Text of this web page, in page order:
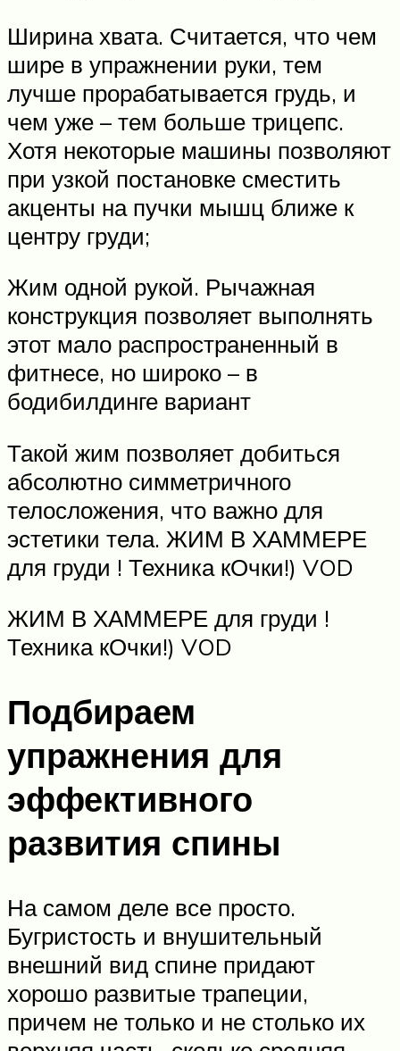
Ширина хвата. Считается, что чем
шире в упражнении руки, тем
лучше прорабатывается грудь, и
чем уже – тем больше трицепс.
Хотя некоторые машины позволяют
при узкой постановке сместить
акценты на пучки мышц ближе к
центру груди;
Жим одной рукой. Рычажная
конструкция позволяет выполнять
этот мало распространенный в
фитнесе, но широко – в
бодибилдинге вариант
Такой жим позволяет добиться
абсолютно симметричного
телосложения, что важно для
эстетики тела. ЖИМ В ХАММЕРЕ
для груди ! Техника кОчки!) VOD
ЖИМ В ХАММЕРЕ для груди !
Техника кОчки!) VOD
Подбираем
упражнения для
эффективного
развития спины
На самом деле все просто.
Бугристость и внушительный
внешний вид спине придают
хорошо развитые трапеции,
причем не только и не столько их